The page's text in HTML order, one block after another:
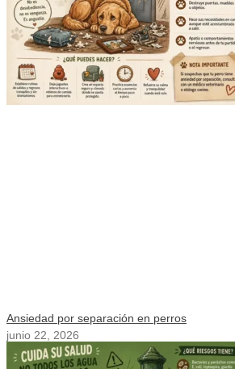
Ansiedad por separación en perros
junio 22, 2026